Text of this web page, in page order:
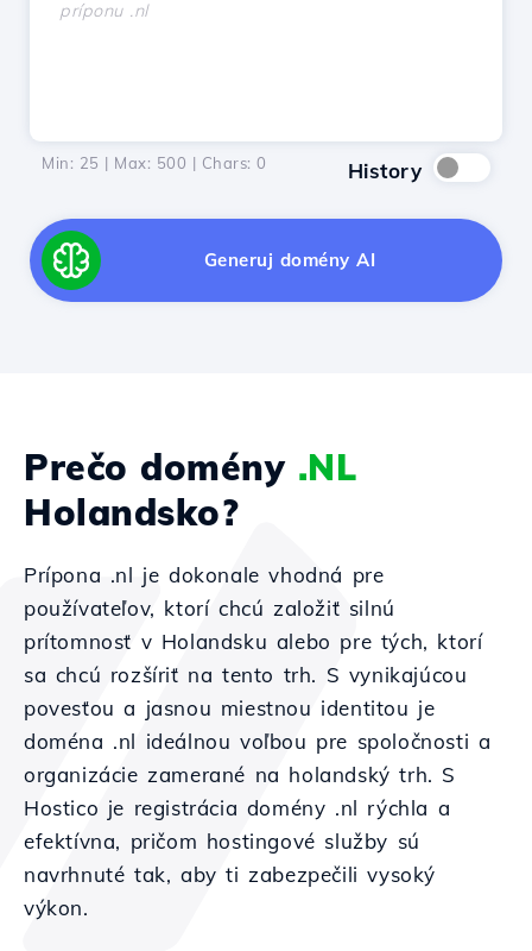
Min: 25 | Max: 500 | Chars: 0 History
Generuj domény AI
Prečo domény .NL
Holandsko?
Prípona .nl je dokonale vhodná pre
používateľov, ktorí chcú založiť silnú
prítomnosť v Holandsku alebo pre tých, ktorí
sa chcú rozšíriť na tento trh. S vynikajúcou
povesťou a jasnou miestnou identitou je
doména .nl ideálnou voľbou pre spoločnosti a
organizácie zamerané na holandský trh. S
Hostico je registrácia domény .nl rýchla a
efektívna, pričom hostingové služby sú
navrhnuté tak, aby ti zabezpečili vysoký
výkon.